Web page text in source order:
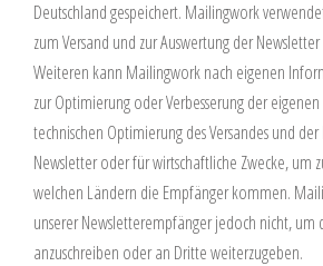
Deutschland gespeichert. Mailingwork
zum Versand und zur Auswertung der
Weiteren kann Mailingwork nach eigenen
zur Optimierung oder Verbesserung der eigenen
technischen Optimierung des Versandes und
Newsletter oder für wirtschaftliche Zwecke, um
welchen Ländern die Empfänger kommen.
unserer Newsletterempfänger jedoch nicht, um
anzuschreiben oder an Dritte weiterzugeben.